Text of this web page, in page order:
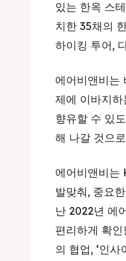
있는 한옥 스
치한 35채의
하이킹 투어,
에어비앤비는
제에 이바지
향유할 수 있
해 나갈 것으
에어비앤비는
발맞춰, 중요
난 2022년 에
편리하게 확
의 협업, ‘인사